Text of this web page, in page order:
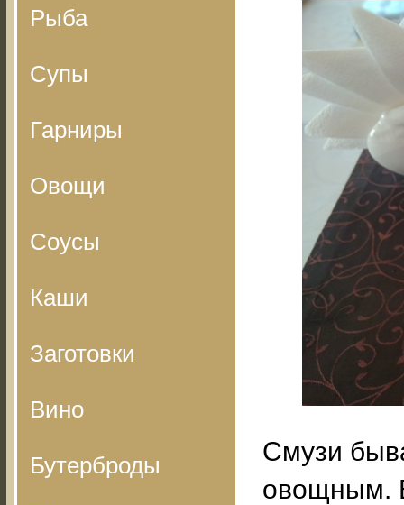
Рыба
Супы
Гарниры
Овощи
Соусы
Каши
Заготовки
Вино
Бутерброды
Смузи
овощным.